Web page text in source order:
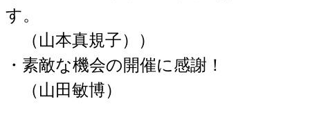
す。
（山本真規子））
・素敵な機会の開催に感謝！
（山田敏博）